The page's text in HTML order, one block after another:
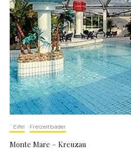
`Eifel Freizeitbäder
Monte Mare – Kreuzau